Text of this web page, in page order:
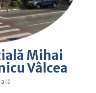
Mihai
Vâlcea